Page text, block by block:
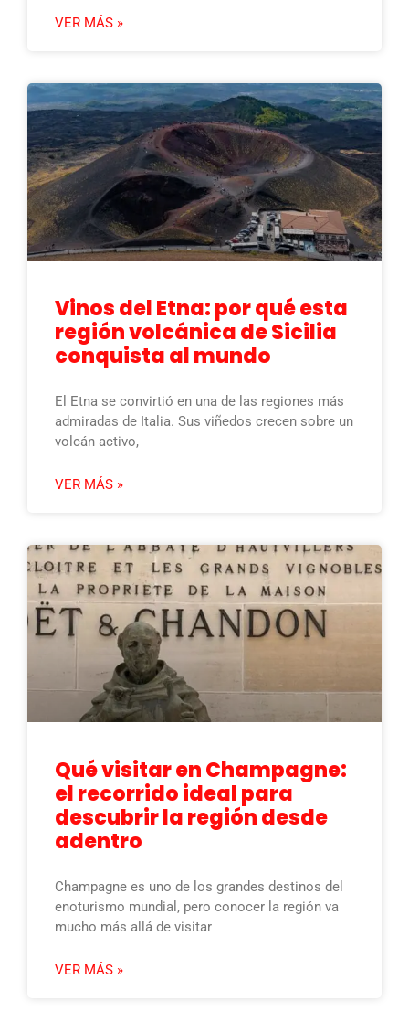
VER MÁS »
Vinos del Etna: por qué esta
región volcánica de Sicilia
conquista al mundo
El Etna se convirtió en una de las regiones más
admiradas de Italia. Sus viñedos crecen sobre un
volcán activo,
VER MÁS »
Qué visitar en Champagne:
el recorrido ideal para
descubrir la región desde
adentro
Champagne es uno de los grandes destinos del
enoturismo mundial, pero conocer la región va
mucho más allá de visitar
VER MÁS »